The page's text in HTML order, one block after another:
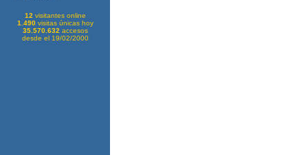
12 visitantes online
1.490visitas únicas hoy
35.570.632 accesos
desde el 19/02/2000